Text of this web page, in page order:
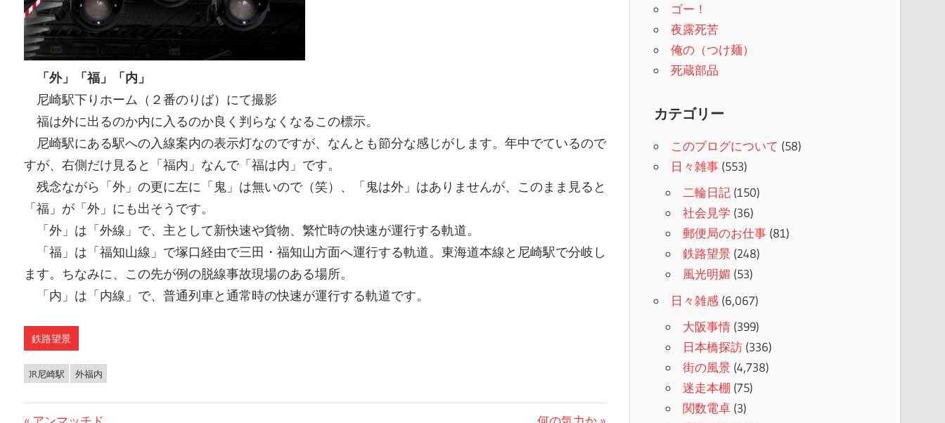
「外」「福」「内」
尼崎駅下りホーム（２番のりば）にて撮影
福は外に出るのか内に入るのか良く判らなくなるこの標示。
尼崎駅にある駅への入線案内の表示灯なのですが、なんとも節分な感じがします。年中でているので
すが、右側だけ見ると「福内」なんで「福は内」です。
残念ながら「外」の更に左に「鬼」は無いので（笑）、「鬼は外」はありませんが、このまま見ると
「福」が「外」にも出そうです。
「外」は「外線」で、主として新快速や貨物、繁忙時の快速が運行する軌道。
「福」は「福知山線」で塚口経由で三田・福知山方面へ運行する軌道。東海道本線と尼崎駅で分岐し
ます。ちなみに、この先が例の脱線事故現場のある場所。
「内」は「内線」で、普通列車と通常時の快速が運行する軌道です。
鉄路望景
JR尼崎駅 外福内
ゴー！
夜露死苦
俺の（つけ麺）
死蔵部品
カテゴリー
このブログについて (58)
日々雑事 (553)
二輪日記 (150)
社会見学 (36)
郵便局のお仕事 (81)
鉄路望景 (248)
風光明媚 (53)
日々雑感 (6,067)
大阪事情 (399)
日本橋探訪 (336)
街の風景 (4,738)
迷走本棚 (75)
関数電卓 (3)